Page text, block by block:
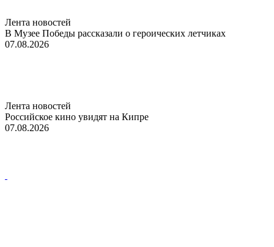
Лента новостей
В Музее Победы рассказали о героических летчиках
07.08.2026
Лента новостей
Российское кино увидят на Кипре
07.08.2026